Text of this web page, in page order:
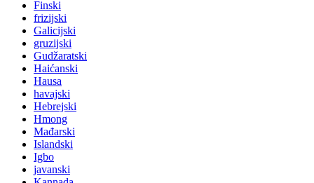
Finski
frizijski
Galicijski
gruzijski
Gudžaratski
Haićanski
Hausa
havajski
Hebrejski
Hmong
Mađarski
Islandski
Igbo
javanski